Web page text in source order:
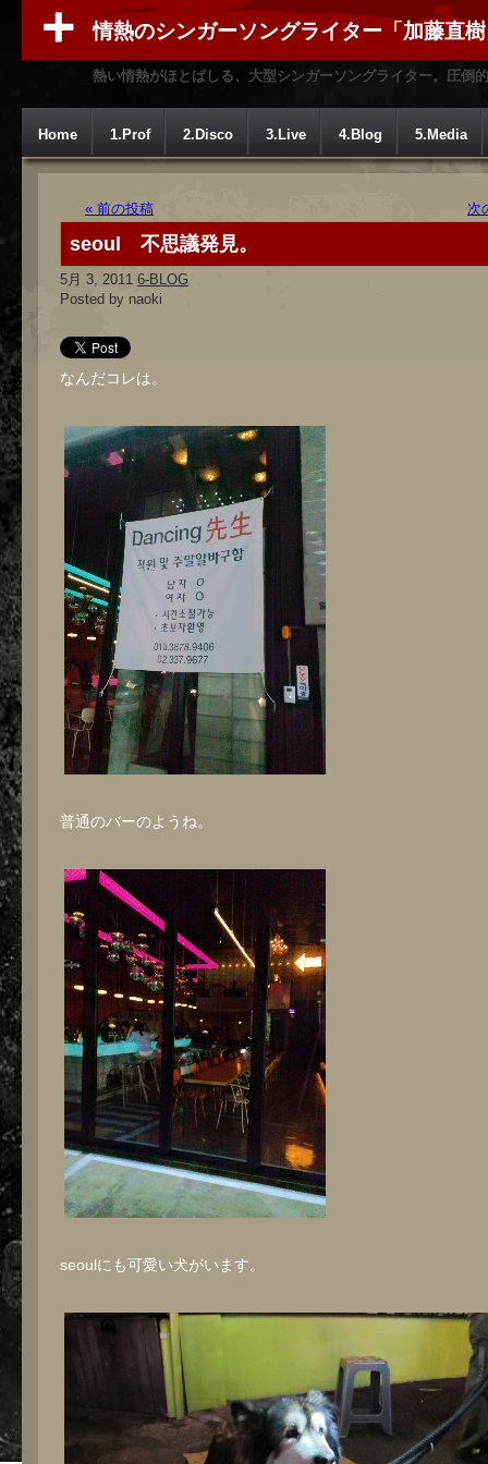
情熱のシンガーソングライター「加藤直
熱い情熱がほとばしる、大型シンガーソングライター。圧倒
Home 1.Prof 2.Disco 3.Live 4.Blog 5.Media
« 前の投稿 次
seoul 不思議発見。
5月 3, 2011 6-BLOG
Posted by naoki
なんだコレは。
普通のバーのようね。
seoulにも可愛い犬がいます。